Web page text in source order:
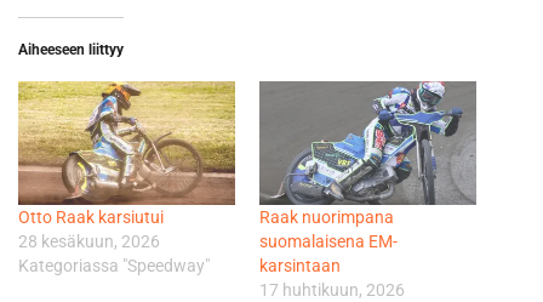
Aiheeseen liittyy
Otto Raak karsiutui
28 kesäkuun, 2026
Kategoriassa "Speedway"
Raak nuorimpana
suomalaisena EM-
karsintaan
17 huhtikuun, 2026